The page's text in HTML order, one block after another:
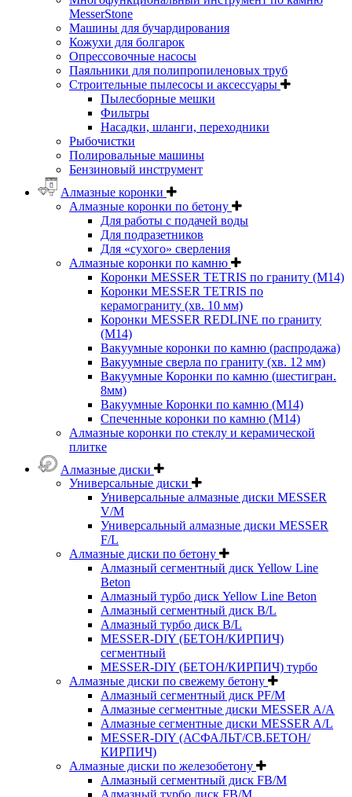
MesserStone
Машины для бучардирования
Кожухи для болгарок
Опрессовочные насосы
Паяльники для полипропиленовых труб
Строительные пылесосы и аксессуары
Пылесборные мешки
Фильтры
Насадки, шланги, переходники
Рыбочистки
Полировальные машины
Бензиновый инструмент
Алмазные коронки
Алмазные коронки по бетону
Для работы с подачей воды
Для подразетников
Для «сухого» сверления
Алмазные коронки по камню
Коронки MESSER TETRIS по граниту (М14)
Коронки MESSER TETRIS по
керамограниту (хв. 10 мм)
Коронки MESSER REDLINE по граниту
(М14)
Вакуумные коронки по камню (распродажа)
Вакуумные сверла по граниту (хв. 12 мм)
Вакуумные Коронки по камню (шестигран.
8мм)
Вакуумные Коронки по камню (M14)
Спеченные коронки по камню (M14)
Алмазные коронки по стеклу и керамической
плитке
Алмазные диски
Универсальные диски
Универсальные алмазные диски MESSER
V/M
Универсальный алмазные диски MESSER
F/L
Алмазные диски по бетону
Алмазный сегментный диск Yellow Line
Beton
Алмазный турбо диск Yellow Line Beton
Алмазный сегментный диск B/L
Алмазный турбо диск B/L
MESSER-DIY (БЕТОН/КИРПИЧ)
сегментный
MESSER-DIY (БЕТОН/КИРПИЧ) турбо
Алмазные диски по свежему бетону
Алмазный сегментный диск PF/M
Алмазные сегментные диски MESSER A/A
Алмазные сегментные диски MESSER A/L
MESSER-DIY (АСФАЛЬТ/СВ.БЕТОН/
КИРПИЧ)
Алмазные диски по железобетону
Алмазный сегментный диск FB/M